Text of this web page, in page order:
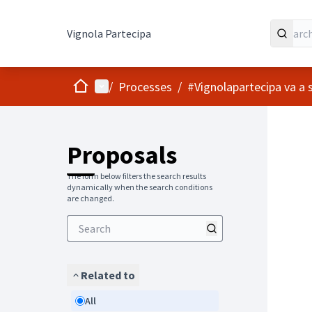
Vignola Partecipa
HomeMain menu
/ Processes / #Vignolapartecipa va a
Proposals
The form below filters the search results
dynamically when the search conditions
are changed.
Related to
All